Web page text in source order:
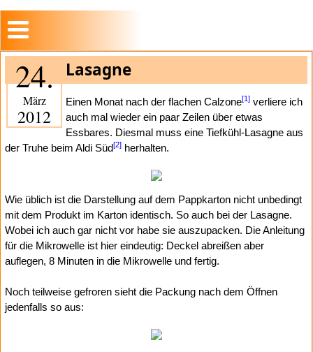
24.
März
2012
Lasagne
Einen Monat nach der flachen Calzone[1] verliere ich
auch mal wieder ein paar Zeilen über etwas
Essbares. Diesmal muss eine Tiefkühl-Lasagne aus
der Truhe beim Aldi Süd[2] herhalten.
Wie üblich ist die Darstellung auf dem Pappkarton nicht unbedingt
mit dem Produkt im Karton identisch. So auch bei der Lasagne.
Wobei ich auch gar nicht vor habe sie auszupacken. Die Anleitung
für die Mikrowelle ist hier eindeutig: Deckel abreißen aber
auflegen, 8 Minuten in die Mikrowelle und fertig.
Noch teilweise gefroren sieht die Packung nach dem Öffnen
jedenfalls so aus: